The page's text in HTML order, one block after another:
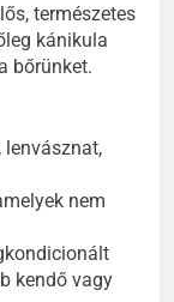
természetes
kánikula
bőrünket.
lenvásznat,
nem
kendő vagy